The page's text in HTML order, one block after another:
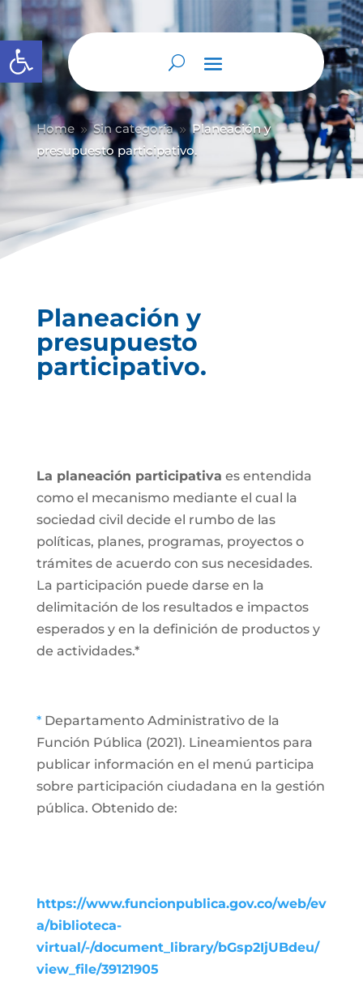
Abrir barra de herramientas
Home 9 Sin categoría 9 Planeación y
presupuesto participativo.
Planeación y
presupuesto
participativo.
La planeación participativa es entendida
como el mecanismo mediante el cual la
sociedad civil decide el rumbo de las
políticas, planes, programas, proyectos o
trámites de acuerdo con sus necesidades.
La participación puede darse en la
delimitación de los resultados e impactos
esperados y en la definición de productos y
de actividades.*
* Departamento Administrativo de la
Función Pública (2021). Lineamientos para
publicar información en el menú participa
sobre participación ciudadana en la gestión
pública. Obtenido de:
https://www.funcionpublica.gov.co/web/ev
a/biblioteca-
virtual/-/document_library/bGsp2IjUBdeu/
view_file/39121905